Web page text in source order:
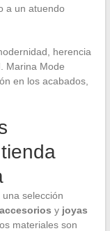
a un atuendo
herencia
Marina Mode
en los acabados,
selección
accesorios y joyas
materiales son